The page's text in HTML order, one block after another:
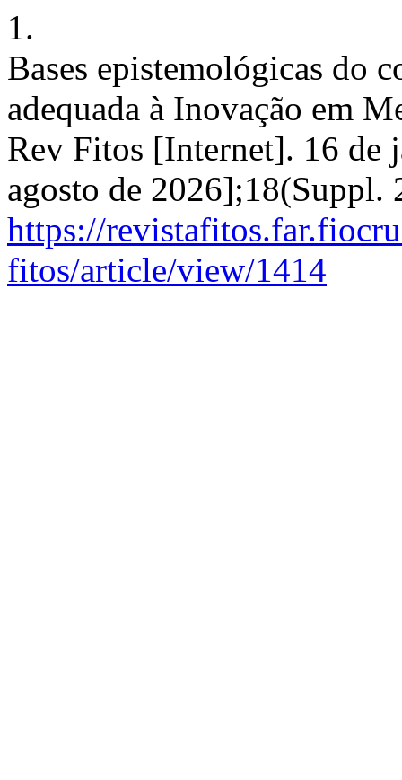
1.
Bases epistemológicas do
adequada à Inovação em
Rev Fitos [Internet]. 16 de
agosto de
https://
fitos/article/view/1414